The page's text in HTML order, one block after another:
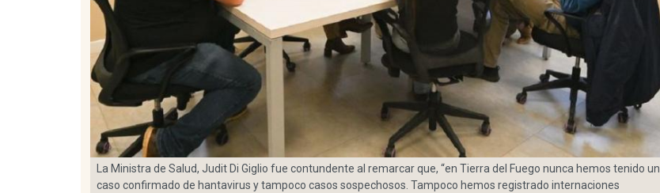
La Ministra de Salud, Judit Di Giglio fue contundente al remarcar que, “en Tierra del Fuego nunca hemos tenido un
caso confirmado de hantavirus y tampoco casos sospechosos. Tampoco hemos registrado internaciones